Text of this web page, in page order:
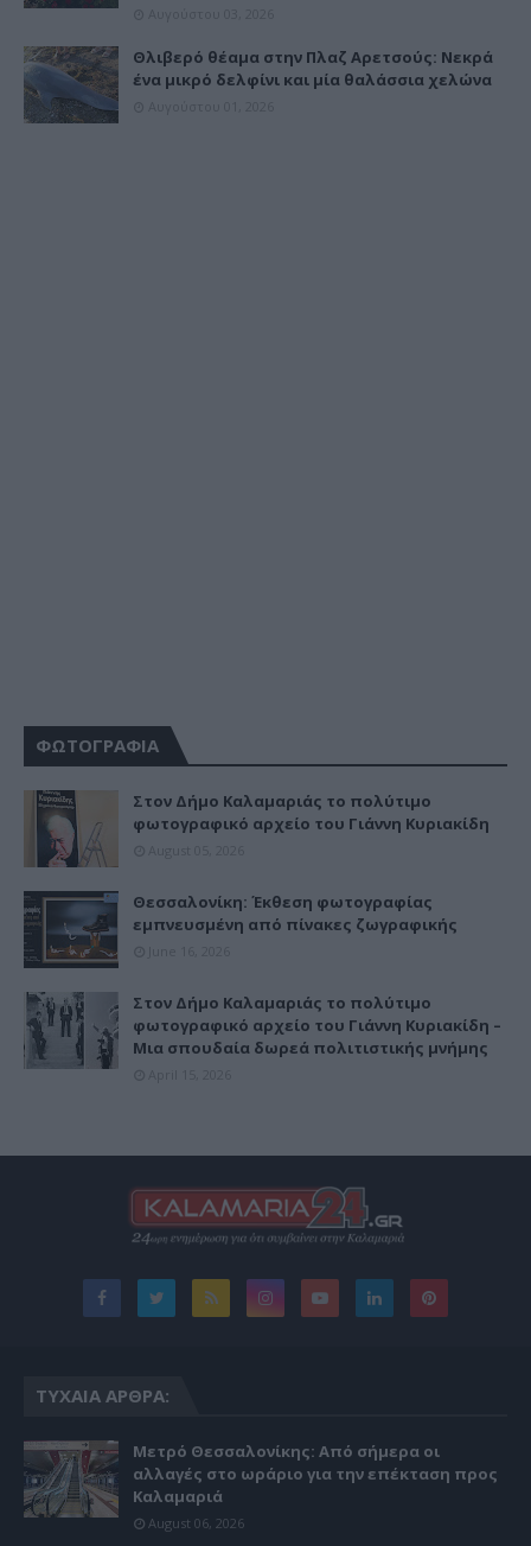
Θλιβερό θέαμα στην Πλαζ Αρετσούς: Νεκρά
ένα μικρό δελφίνι και μία θαλάσσια χελώνα
ΦΩΤΟΓΡΑΦΙΑ
Στον Δήμο Καλαμαριάς το πολύτιμο
φωτογραφικό αρχείο του Γιάννη Κυριακίδη
Θεσσαλονίκη: Έκθεση φωτογραφίας
εμπνευσμένη από πίνακες ζωγραφικής
Στον Δήμο Καλαμαριάς το πολύτιμο
φωτογραφικό αρχείο του Γιάννη Κυριακίδη –
Μια σπουδαία δωρεά πολιτιστικής μνήμης
ΤΥΧΑΊΑ ΆΡΘΡΑ:
Μετρό Θεσσαλονίκης: Από σήμερα οι
αλλαγές στο ωράριο για την επέκταση προς
Καλαμαριά
August 06, 2026